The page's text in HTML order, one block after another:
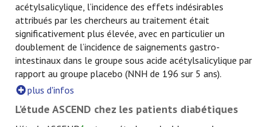
acétylsalicylique, l’incidence des effets indésirables
attribués par les chercheurs au traitement était
significativement plus élevée, avec en particulier un
doublement de l’incidence de saignements gastro-
intestinaux dans le groupe sous acide acétylsalicylique par
rapport au groupe placebo (NNH de 196 sur 5 ans).
plus d'infos
L’étude ASCEND chez les patients diabétiques